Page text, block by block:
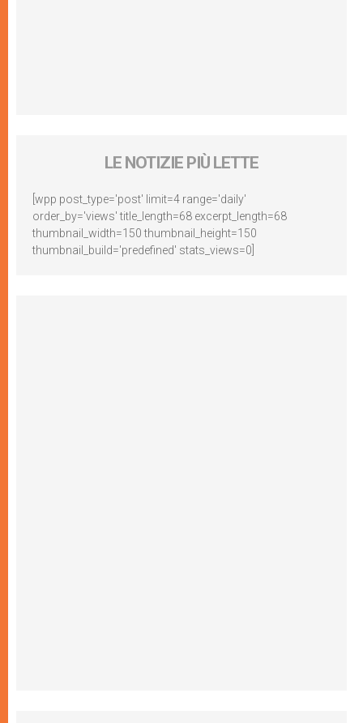
LE NOTIZIE PIÙ LETTE
[wpp post_type='post' limit=4 range='daily'
order_by='views' title_length=68 excerpt_length=68
thumbnail_width=150 thumbnail_height=150
thumbnail_build='predefined' stats_views=0]